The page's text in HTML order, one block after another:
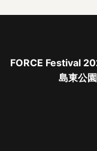
FORCE Festival
島東公